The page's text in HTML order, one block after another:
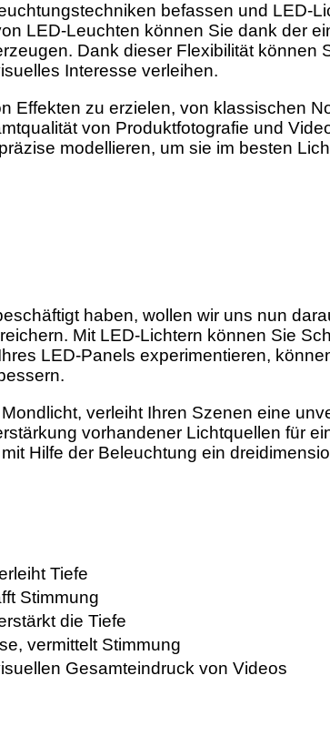
befassen und LED-
LED-Leuchten können Sie dank der
Dank dieser Flexibilität können
Interesse verleihen.
Effekten zu erzielen, von klassischen
von Produktfotografie und
modellieren, um sie im besten
haben, wollen wir uns nun
Mit LED-Lichtern können Sie
LED-Panels experimentieren,
verleiht Ihren Szenen eine
vorhandener Lichtquellen für
Hilfe der Beleuchtung ein
Tiefe
Stimmung
die Tiefe
vermittelt Stimmung
Gesamteindruck von Videos